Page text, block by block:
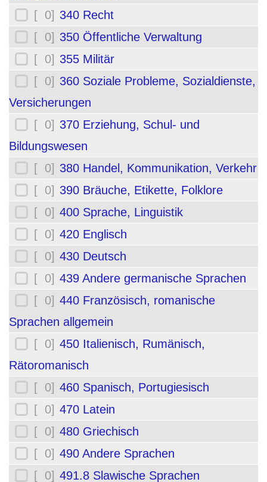
[ 0] 340 Recht
[ 0] 350 Öffentliche Verwaltung
[ 0] 355 Militär
[ 0] 360 Soziale Probleme, Sozialdienste,
Versicherungen
[ 0] 370 Erziehung, Schul- und
Bildungswesen
[ 0] 380 Handel, Kommunikation, Verkehr
[ 0] 390 Bräuche, Etikette, Folklore
[ 0] 400 Sprache, Linguistik
[ 0] 420 Englisch
[ 0] 430 Deutsch
[ 0] 439 Andere germanische Sprachen
[ 0] 440 Französisch, romanische
Sprachen allgemein
[ 0] 450 Italienisch, Rumänisch,
Rätoromanisch
[ 0] 460 Spanisch, Portugiesisch
[ 0] 470 Latein
[ 0] 480 Griechisch
[ 0] 490 Andere Sprachen
[ 0] 491.8 Slawische Sprachen